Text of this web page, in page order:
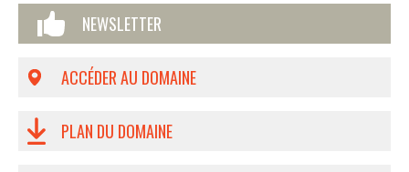
NEWSLETTER
ACCÉDER AU DOMAINE
PLAN DU DOMAINE